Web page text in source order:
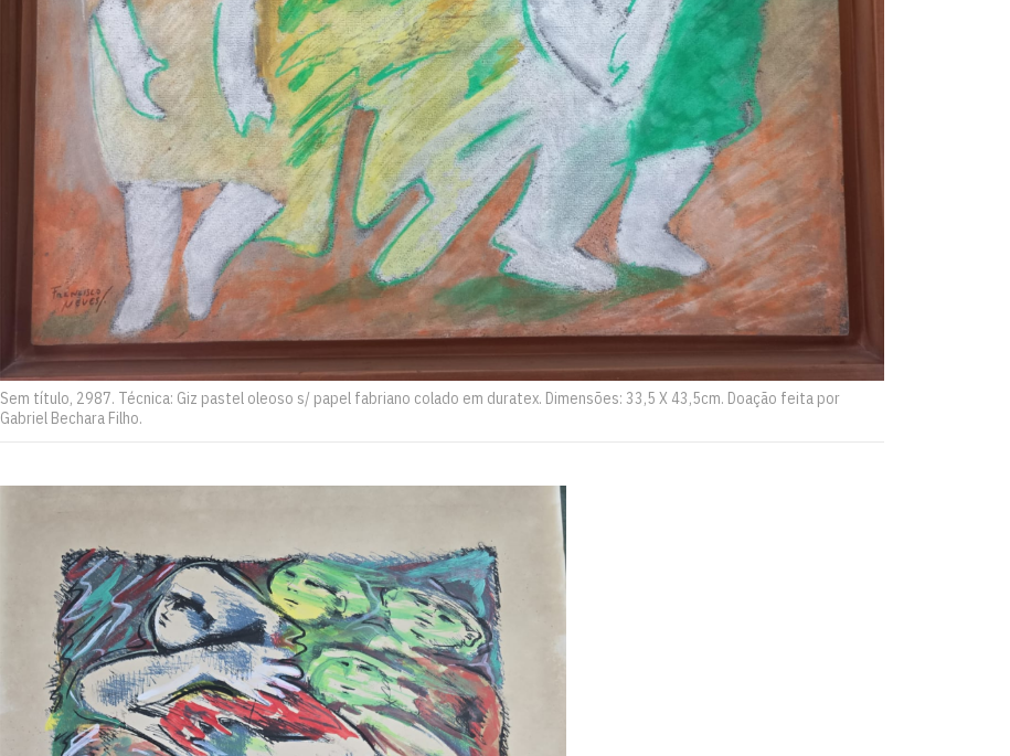
Sem título, 2987. Técnica: Giz pastel oleoso s/ papel fabriano colado em duratex. Dimensões: 33,5 X 43,5cm. Doação feita por
Gabriel Bechara Filho.